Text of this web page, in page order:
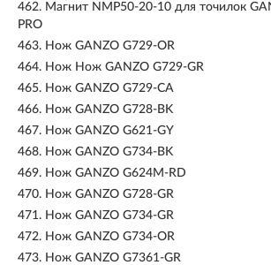
462. Магнит NMP50-20-10 для точилок
PRO
463. Нож GANZO G729-OR
464. Нож Нож GANZO G729-GR
465. Нож GANZO G729-CA
466. Нож GANZO G728-BK
467. Нож GANZO G621-GY
468. Нож GANZO G734-BK
469. Нож GANZO G624M-RD
470. Нож GANZO G728-GR
471. Нож GANZO G734-GR
472. Нож GANZO G734-OR
473. Нож GANZO G7361-GR